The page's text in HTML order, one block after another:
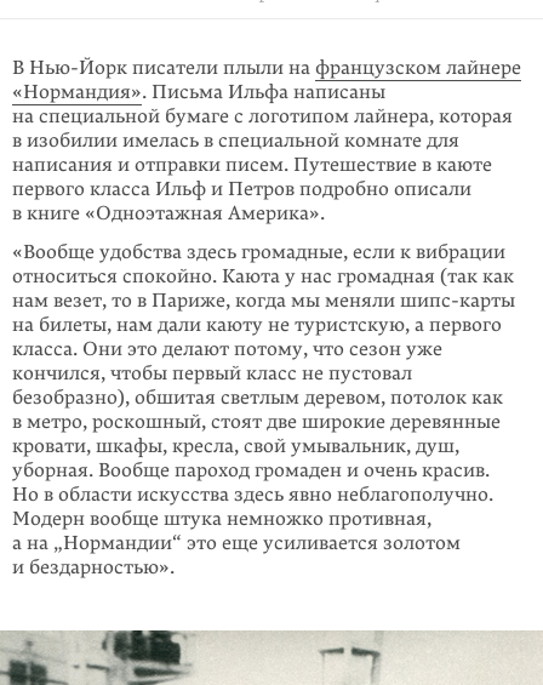
В Нью-Йорк писатели плыли на французском лайнере
«Нормандия». Письма Ильфа написаны
на специальной бумаге с логотипом лайнера, которая
в изоби­лии имелась в специальной комнате для
написания и отправки писем. Путе­шествие в каюте
первого класса Ильф и Петров подробно описали
в книге «Одноэтажная Америка».
«Вообще удобства здесь громадные, если к вибрации
относиться спо­койно. Каюта у нас громадная (так как
нам везет, то в Париже, когда мы меняли шипс-карты
на билеты, нам дали каюту не туристскую, а первого
класса. Они это делают потому, что сезон уже
кончился, чтобы первый класс не пустовал
безобразно), обшитая светлым дере­вом, потолок как
в метро, роскошный, стоят две широкие деревянные
кровати, шкафы, кресла, свой умывальник, душ,
уборная. Вообще пароход громаден и очень красив.
Но в области искусства здесь явно неблагополучно.
Модерн вообще штука немножко противная,
а на „Нормандии“ это еще усиливается золотом
и бездарностью».